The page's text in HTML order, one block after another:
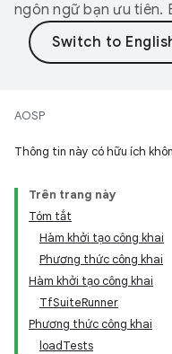
ngôn ngữ bạn ưu tiên.
AOSP
Thông tin này có hữu ích
Trên trang này
Tóm tắt
Hàm khởi tạo công khai
Phương thức công khai
Hàm khởi tạo công khai
TfSuiteRunner
Phương thức công khai
loadTests